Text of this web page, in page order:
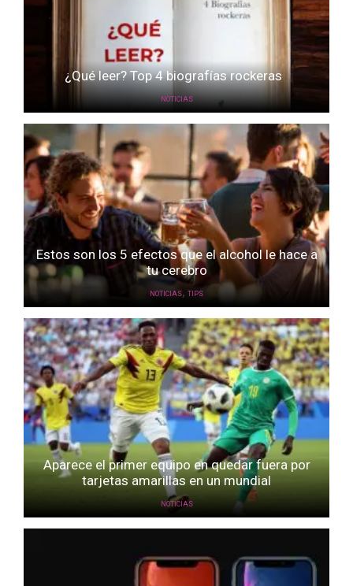
¿Qué leer? Top 4 biografías rockeras
NOTICIAS
Estos son los 5 efectos que el alcohol le hace a
tu cerebro
NOTICIAS, TIPS
Aparece el primer equipo en quedar fuera por
tarjetas amarillas en un mundial
NOTICIAS